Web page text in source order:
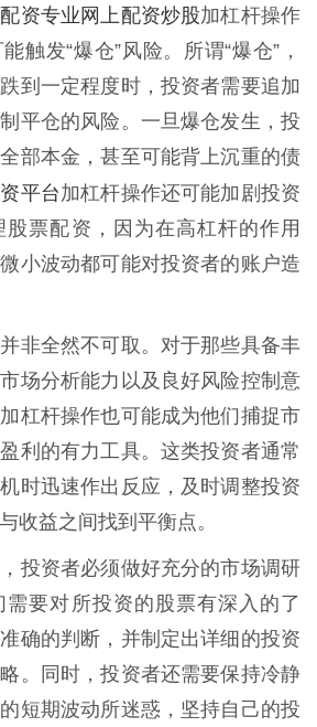
配资专业网上配资炒股加杠杆操作
触发“爆仓”风险。所谓“爆仓”，
到一定程度时，投资者需要追加
平仓的风险。一旦爆仓发生，投
部本金，甚至可能背上沉重的债
平台加杠杆操作还可能加剧投资
票配资，因为在高杠杆的作用
小波动都可能对投资者的账户造
非全然不可取。对于那些具备丰
场分析能力以及良好风险控制意
杠杆操作也可能成为他们捕捉市
利的有力工具。这类投资者通常
时迅速作出反应，及时调整投资
收益之间找到平衡点。
投资者必须做好充分的市场调研
要对所投资的股票有深入的了
确的判断，并制定出详细的投资
。同时，投资者还需要保持冷静
短期波动所迷惑，坚持自己的投